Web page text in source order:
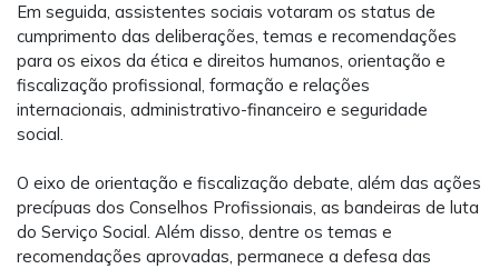
Em seguida, assistentes sociais votaram os status de
cumprimento das deliberações, temas e recomendações
para os eixos da ética e direitos humanos, orientação e
fiscalização profissional, formação e relações
internacionais, administrativo-financeiro e seguridade
social.
O eixo de orientação e fiscalização debate, além das ações
precípuas dos Conselhos Profissionais, as bandeiras de luta
do Serviço Social. Além disso, dentre os temas e
recomendações aprovadas, permanece a defesa das